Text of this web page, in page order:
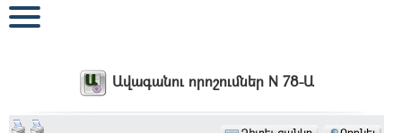
Ավագանու որոշումներ N 78-Ա